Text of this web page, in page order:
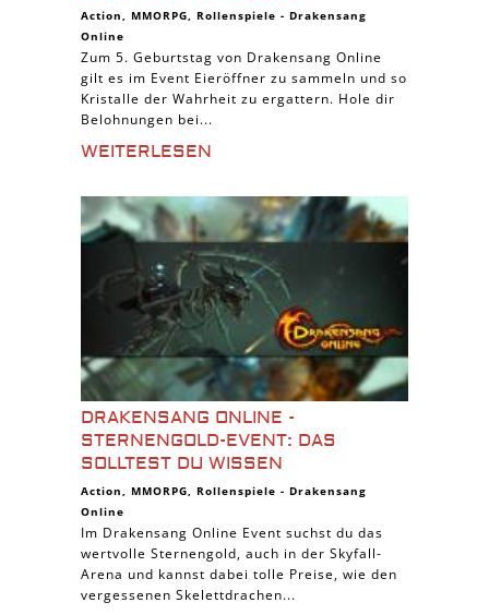
Action, MMORPG, Rollenspiele - Drakensang
Online
Zum 5. Geburtstag von Drakensang Online
gilt es im Event Eieröffner zu sammeln und so
Kristalle der Wahrheit zu ergattern. Hole dir
Belohnungen bei...
WEITERLESEN
DRAKENSANG ONLINE -
STERNENGOLD-EVENT: DAS
SOLLTEST DU WISSEN
Action, MMORPG, Rollenspiele - Drakensang
Online
Im Drakensang Online Event suchst du das
wertvolle Sternengold, auch in der Skyfall-
Arena und kannst dabei tolle Preise, wie den
vergessenen Skelettdrachen...